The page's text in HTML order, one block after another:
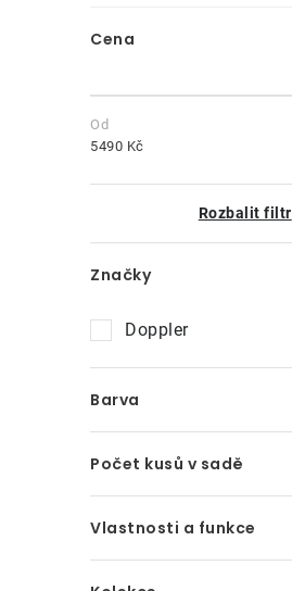
P
s
t
r
a
n
n
í
p
a
n
e
l
Cena
5490 Kč
Rozbalit filtr
Značky
Doppler
Barva
Počet kusů v sadě
Vlastnosti a funkce